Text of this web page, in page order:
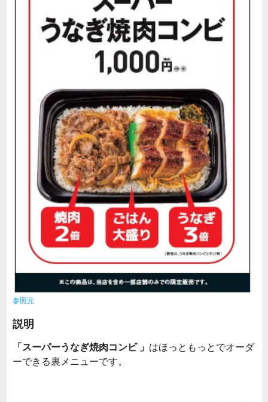
参照元
説明
「スーパーうなぎ焼肉コンビ 」 はほっともっとでオーダ
ーできる裏メニューです。